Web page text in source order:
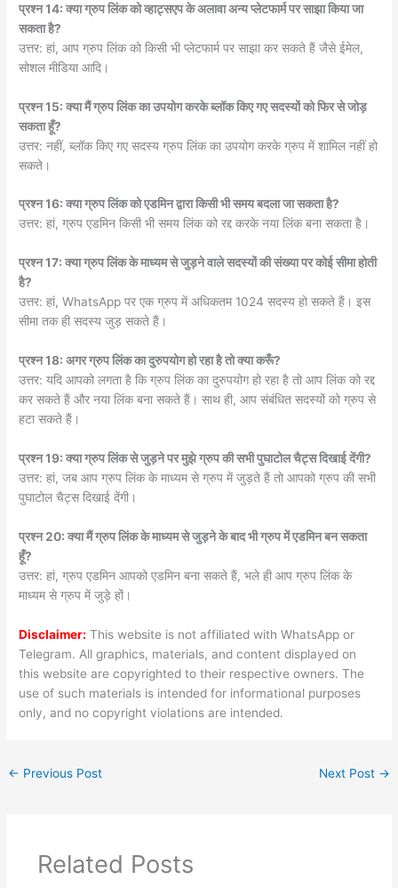
प्रश्न 14: क्या ग्रुप लिंक को व्हाट्सएप के अलावा अन्य प्लेटफार्म पर साझा किया जा
सकता है?
उत्तर: हां, आप ग्रुप लिंक को किसी भी प्लेटफार्म पर साझा कर सकते हैं जैसे ईमेल,
सोशल मीडिया आदि।
प्रश्न 15: क्या मैं ग्रुप लिंक का उपयोग करके ब्लॉक किए गए सदस्यों को फिर से जोड़
सकता हूँ?
उत्तर: नहीं, ब्लॉक किए गए सदस्य ग्रुप लिंक का उपयोग करके ग्रुप में शामिल नहीं हो
सकते।
प्रश्न 16: क्या ग्रुप लिंक को एडमिन द्वारा किसी भी समय बदला जा सकता है?
उत्तर: हां, ग्रुप एडमिन किसी भी समय लिंक को रद्द करके नया लिंक बना सकता है।
प्रश्न 17: क्या ग्रुप लिंक के माध्यम से जुड़ने वाले सदस्यों की संख्या पर कोई सीमा होती
है?
उत्तर: हां, WhatsApp पर एक ग्रुप में अधिकतम 1024 सदस्य हो सकते हैं। इस
सीमा तक ही सदस्य जुड़ सकते हैं।
प्रश्न 18: अगर ग्रुप लिंक का दुरुपयोग हो रहा है तो क्या करूँ?
उत्तर: यदि आपको लगता है कि ग्रुप लिंक का दुरुपयोग हो रहा है तो आप लिंक को रद्द
कर सकते हैं और नया लिंक बना सकते हैं। साथ ही, आप संबंधित सदस्यों को ग्रुप से
हटा सकते हैं।
प्रश्न 19: क्या ग्रुप लिंक से जुड़ने पर मुझे ग्रुप की सभी पुघाटोल चैट्स दिखाई देंगी?
उत्तर: हां, जब आप ग्रुप लिंक के माध्यम से ग्रुप में जुड़ते हैं तो आपको ग्रुप की सभी
पुघाटोल चैट्स दिखाई देंगी।
प्रश्न 20: क्या मैं ग्रुप लिंक के माध्यम से जुड़ने के बाद भी ग्रुप में एडमिन बन सकता
हूँ?
उत्तर: हां, ग्रुप एडमिन आपको एडमिन बना सकते हैं, भले ही आप ग्रुप लिंक के
माध्यम से ग्रुप में जुड़े हों।
Disclaimer: This website is not affiliated with WhatsApp or
Telegram. All graphics, materials, and content displayed on
this website are copyrighted to their respective owners. The
use of such materials is intended for informational purposes
only, and no copyright violations are intended.
← Previous Post Next Post →
Related Posts